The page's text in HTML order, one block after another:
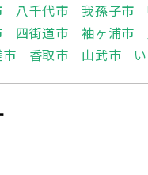
八千代市 我孫子市
四街道市 袖ヶ浦市
香取市 山武市